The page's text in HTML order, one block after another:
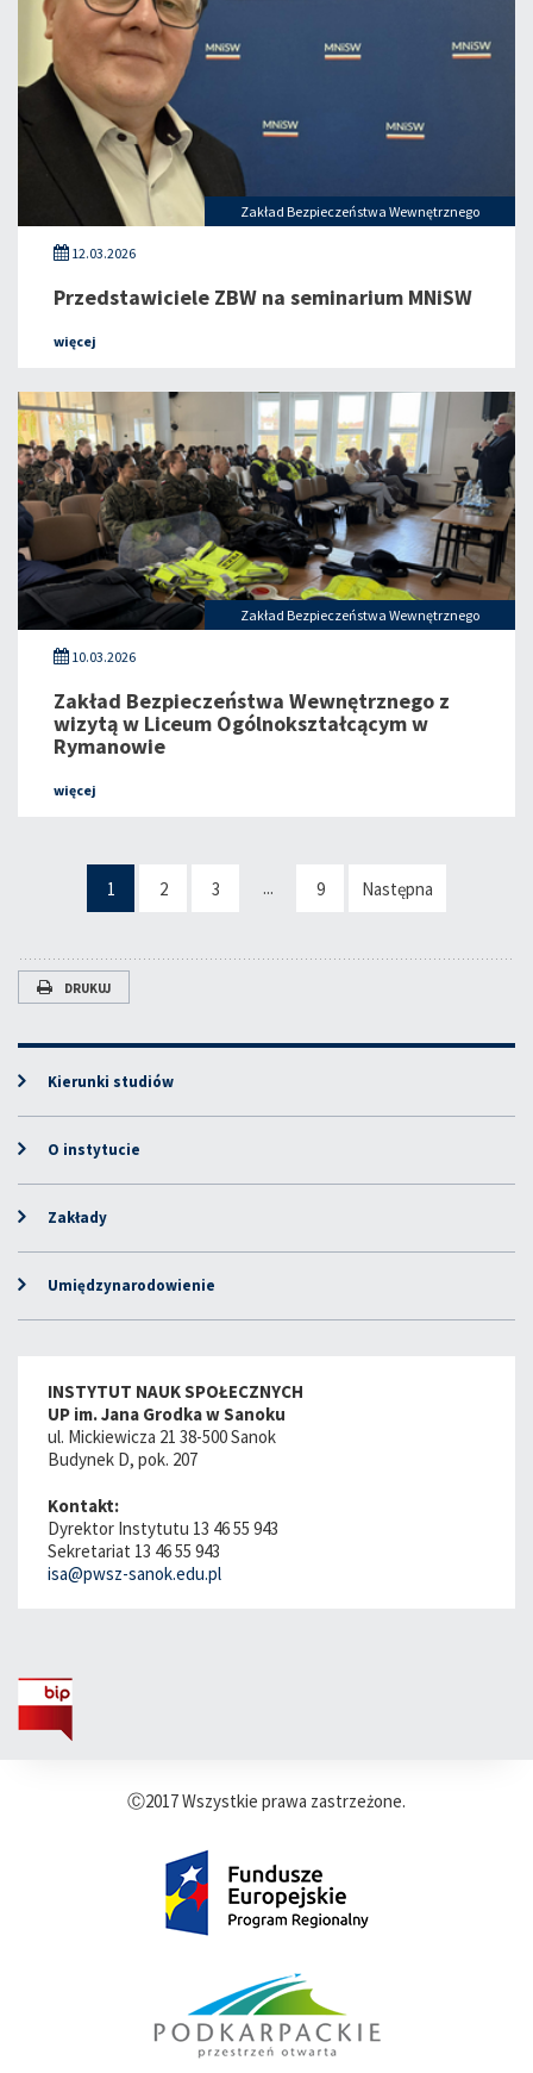
Zakład Bezpieczeństwa Wewnętrznego
12.03.2026
Przedstawiciele ZBW na seminarium MNiSW
więcej
Zakład Bezpieczeństwa Wewnętrznego
10.03.2026
Zakład Bezpieczeństwa Wewnętrznego z
wizytą w Liceum Ogólnokształcącym w
Rymanowie
więcej
1 2 3 ... 9 Następna
DRUKUJ
Kierunki studiów
O instytucie
Zakłady
Umiędzynarodowienie
INSTYTUT NAUK SPOŁECZNYCH
UP im. Jana Grodka w Sanoku
ul. Mickiewicza 21 38-500 Sanok
Budynek D, pok. 207
Kontakt:
Dyrektor Instytutu 13 46 55 943
Sekretariat 13 46 55 943
isa@pwsz-sanok.edu.pl
Ⓒ2017 Wszystkie prawa zastrzeżone.